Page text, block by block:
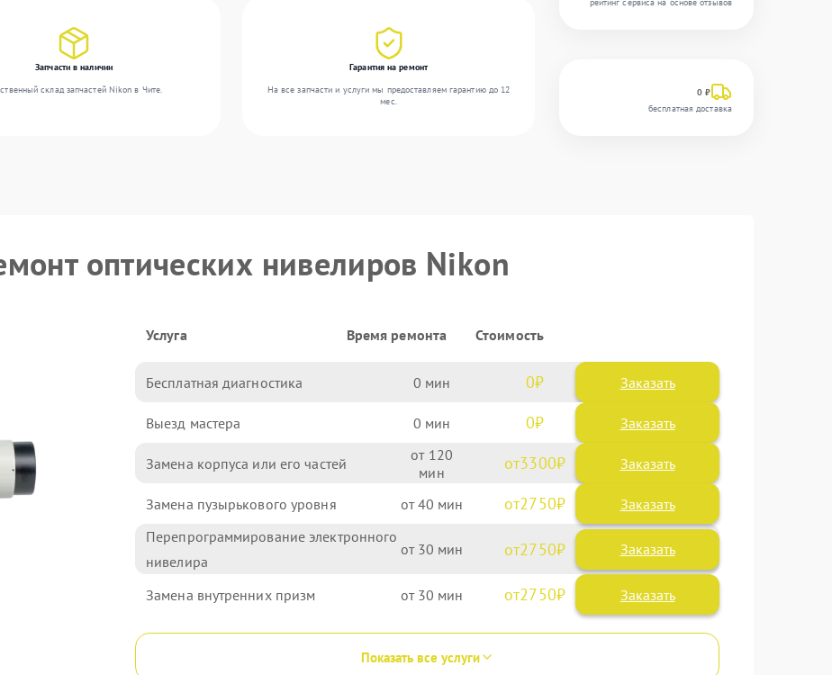
Запчасти в наличии
склад запчастей Nikon в Чите.
Гарантия на ремонт
На все запчасти и услуги мы предоставляем гарантию до 12
мес.
0 ₽
бесплатная доставка
оптических нивелиров Nikon
Услуга Время ремонта Стоимость
Бесплатная диагностика 0 0 Заказать
Выезд мастера 0 0 Заказать
Замена корпуса или его частей 120 3300
Замена пузырькового уровня 40 2750
Перепрограммирование электронного
нивелира
30 2750
Замена внутренних призм 30 2750
Показать все услуги